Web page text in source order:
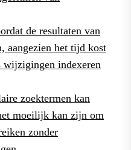
de resultaten van
aangezien het tijd kost
wijzigingen indexeren
zoektermen kan
moeilijk kan zijn om
zonder